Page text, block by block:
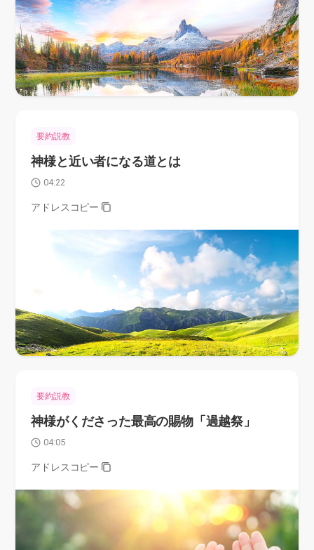
要約説教
神様と近い者になる道とは
04:22
アドレスコピー
要約説教
神様がくださった最高の賜物「過越祭」
04:05
アドレスコピー